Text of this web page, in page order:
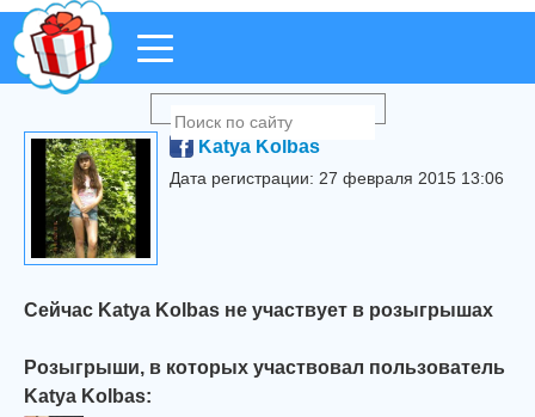
Katya Kolbas
Дата регистрации: 27 февраля 2015 13:06
Сейчас Katya Kolbas не участвует в розыгрышах
Розыгрыши, в которых участвовал пользователь
Katya Kolbas: